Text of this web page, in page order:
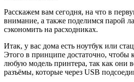
Расскажем вам сегодня, на что в
внимание, а также поделимся парой
сэкономить на расходниках.
Итак, у вас дома есть ноутбук или
Этого в принципе достаточно, чтобы
любую модель принтера, так как они
разъёмы, которые через USB